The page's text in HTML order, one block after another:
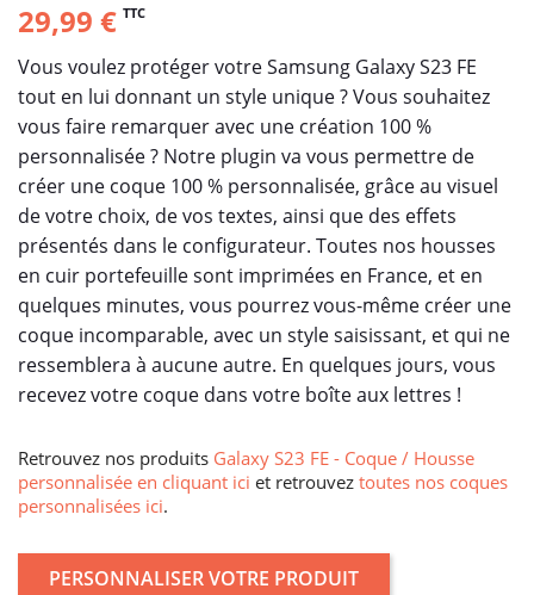
29,99 € TTC
Vous voulez protéger votre Samsung Galaxy S23 FE
tout en lui donnant un style unique ? Vous souhaitez
vous faire remarquer avec une création 100 %
personnalisée ? Notre plugin va vous permettre de
créer une coque 100 % personnalisée, grâce au visuel
de votre choix, de vos textes, ainsi que des effets
présentés dans le configurateur. Toutes nos housses
en cuir portefeuille sont imprimées en France, et en
quelques minutes, vous pourrez vous-même créer une
coque incomparable, avec un style saisissant, et qui ne
ressemblera à aucune autre. En quelques jours, vous
recevez votre coque dans votre boîte aux lettres !
Retrouvez nos produits Galaxy S23 FE - Coque / Housse
personnalisée en cliquant ici et retrouvez toutes nos coques
personnalisées ici.
PERSONNALISER VOTRE PRODUIT